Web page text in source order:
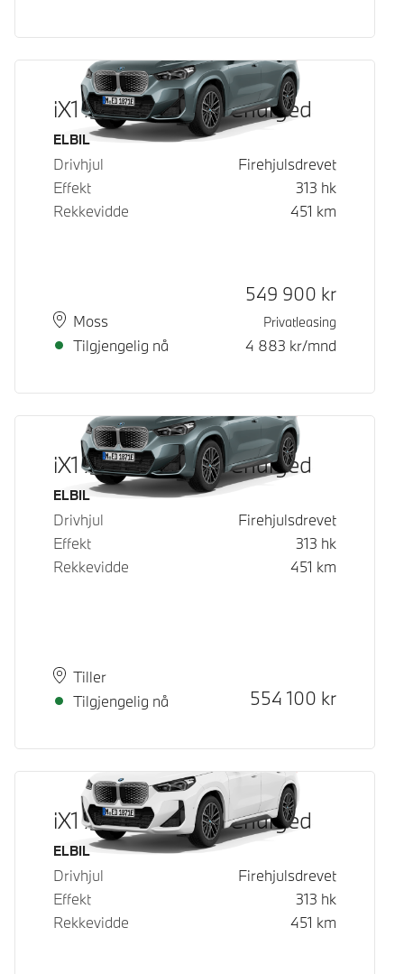
iX1 xDrive30 Fully Charged
Drivstoff
ELBIL
Drivhjul
Firehjulsdrevet
Effekt
313 hk
Rekkevidde
451 km
PlassMoss
Leveringstid
Tilgjengelig nå
Kontantpris
549 900 kr
Privatleasing
4 883 kr/mnd
iX1 xDrive30 Fully Charged
Drivstoff
ELBIL
Drivhjul
Firehjulsdrevet
Effekt
313 hk
Rekkevidde
451 km
PlassTiller
Leveringstid
Tilgjengelig nå
Kontantpris
554 100 kr
iX1 xDrive30 Fully Charged
Drivstoff
ELBIL
Drivhjul
Firehjulsdrevet
Effekt
313 hk
Rekkevidde
451 km